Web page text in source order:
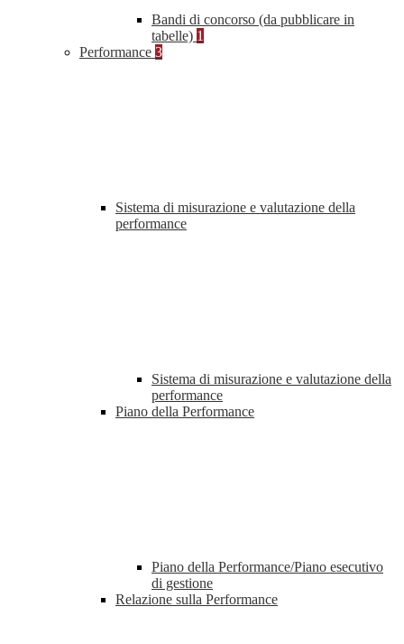
Bandi di concorso (da pubblicare in
tabelle) 1
Performance 3
Sistema di misurazione e valutazione della
performance
Sistema di misurazione e valutazione della
performance
Piano della Performance
Piano della Performance/Piano esecutivo
di gestione
Relazione sulla Performance